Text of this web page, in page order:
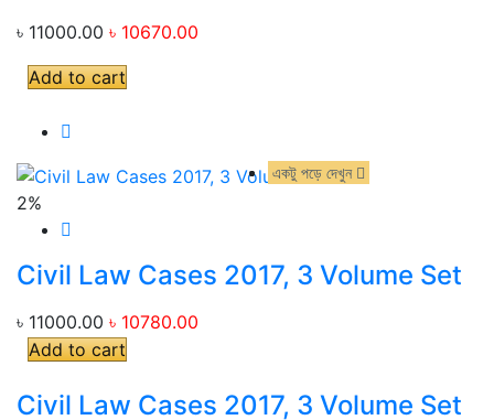
৳ 11000.00 ৳ 10670.00
Add to cart
2%
একটু পড়ে দেখুন
Civil Law Cases 2017, 3 Volume Set
৳ 11000.00 ৳ 10780.00
Add to cart
Civil Law Cases 2017, 3 Volume Set
একটু পড়ে দেখুন